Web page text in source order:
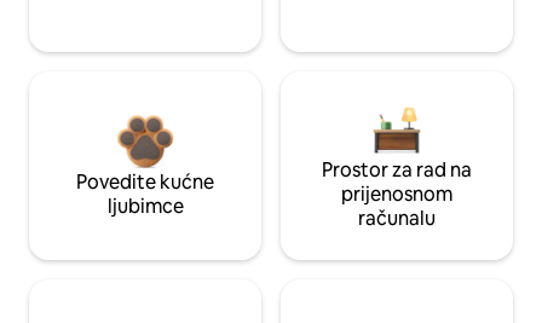
Povedite kućne
ljubimce
Prostor za rad na
prijenosnom
računalu